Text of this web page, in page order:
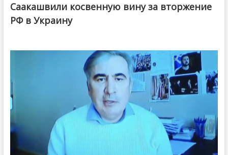
Саакашвили косвенную вину за вторжение
РФ в Украину